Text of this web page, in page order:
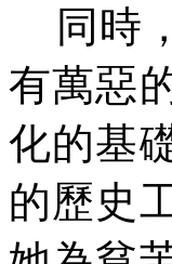
同時
有萬惡
化的基
的歷史